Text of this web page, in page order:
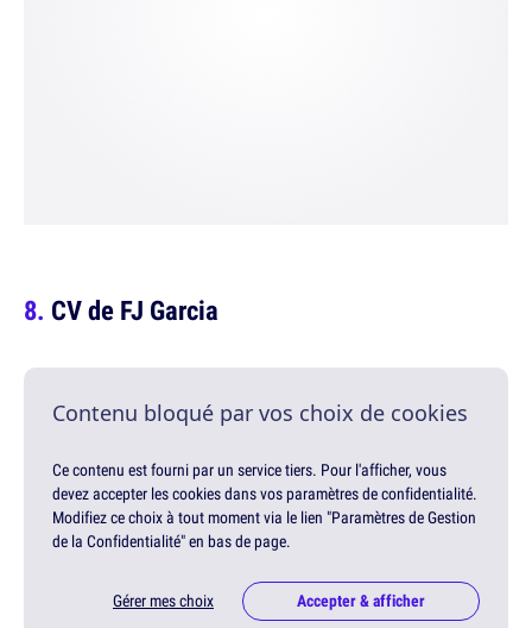
CV de FJ Garcia
Contenu bloqué par vos choix de cookies
Ce contenu est fourni par un service tiers. Pour l'afficher, vous
devez accepter les cookies dans vos paramètres de confidentialité.
Modifiez ce choix à tout moment via le lien "Paramètres de Gestion
de la Confidentialité" en bas de page.
Gérer mes choix Accepter & afficher